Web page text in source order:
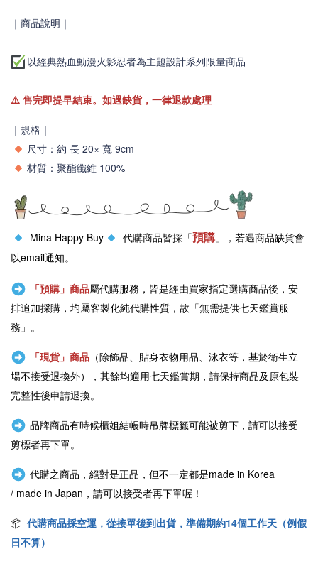
｜商品說明｜
以經典熱血動漫火影忍者為主題設計系列限量商品
⚠️ 售完即提早結束。如遇缺貨，一律退款處理
｜規格｜
尺寸： 約 長 20× 寬 9cm
材質： 聚酯纖維 100%
Mina Happy Buy 代購商品皆採「預購」，若遇商品缺貨會
以email通知。
「預購」商品屬代購服務，皆是經由買家指定選購商品後，安
排追加採購，均屬客製化純代購性質，故「無需提供七天鑑賞服
務」。
「現貨」商品（除飾品、貼身衣物用品、泳衣等，基於衛生立
場不接受退換外），其餘均適用七天鑑賞期，請保持商品及原包裝
完整性後申請退換。
品牌商品有時候櫃姐結帳時吊牌標籤可能被剪下，請可以接受
剪標者再下單。
代購之商品，絕對是正品，但不一定都是made in Korea
/ made in Japan ，請可以接受者再下單喔！
📦 代購商品採空運，從接單後到出貨，準備期約14個工作天（例假
日不算）